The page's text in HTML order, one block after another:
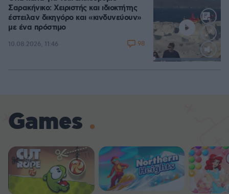
Loaded
Σαρακήνικο: Χειριστής και ιδιοκτήτης
έστειλαν δικηγόρο και «κινδυνεύουν»
με ένα πρόστιμο
10.08.2026, 11:46 98
Games